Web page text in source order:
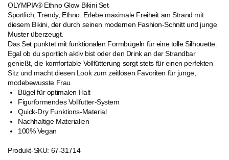
OLYMPIA® Ethno Glow Bikini Set
Sportlich, Trendy, Ethno: Erlebe maximale Freiheit am Strand mit
diesem Bikini, der durch seinen modernen Fashion-Schnitt und junge
Muster überzeugt.
Das Set punktet mit funktionalen Formbügeln für eine tolle Silhouette.
Egal ob du sportlich aktiv bist oder den Drink an der Strandbar
genießt, die komfortable Vollfütterung sorgt stets für einen perfekten
Sitz und macht diesen Look zum zeitlosen Favoriten für junge,
modebewusste Frau
Bügel für optimalen Halt
Figurformendes Vollfutter-System
Quick-Dry Funktions-Material
Nachhaltige Materialien
100% Vegan
Produkt-SKU: 67-31714